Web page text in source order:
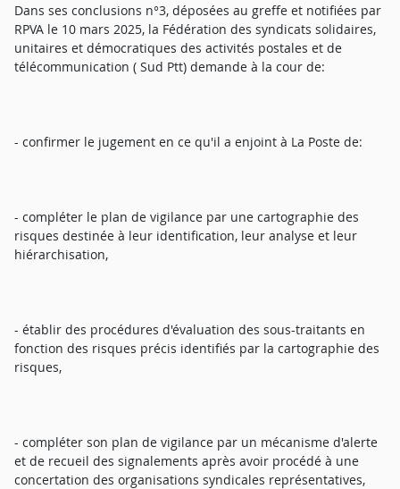
Dans ses conclusions n°3, déposées au greffe et notifiées par
RPVA le 10 mars 2025, la Fédération des syndicats solidaires,
unitaires et démocratiques des activités postales et de
télécommunication ( Sud Ptt) demande à la cour de:
- confirmer le jugement en ce qu'il a enjoint à La Poste de:
- compléter le plan de vigilance par une cartographie des
risques destinée à leur identification, leur analyse et leur
hiérarchisation,
- établir des procédures d'évaluation des sous-traitants en
fonction des risques précis identifiés par la cartographie des
risques,
- compléter son plan de vigilance par un mécanisme d'alerte
et de recueil des signalements après avoir procédé à une
concertation des organisations syndicales représentatives,